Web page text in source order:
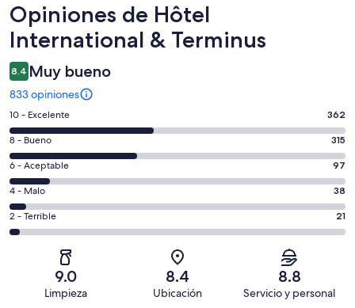
Opiniones
Opiniones de Hôtel
International & Terminus
8.4 Muy bueno
833 opiniones
Puntuación
de
10,
es
decir,
Excelente.
Basada
en
opiniones
10 - Excelente 362
Puntuación
de
8,
es
decir,
Bueno.
8 - Bueno 315
Puntuación
de
6,
es
decir,
Aceptable.
6 - Aceptable 97
Puntuación
de
4,
Basada
4 - Malo 38
Puntuación
de
Terrible.
2 - Terrible 21
9.0
Limpieza
8.4
Ubicación
8.8
Servicio y personal